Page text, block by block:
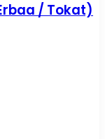
/ Tokat)